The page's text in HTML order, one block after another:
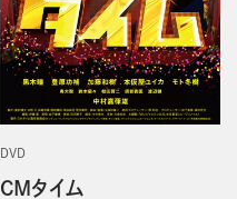
DVD
CMタイム